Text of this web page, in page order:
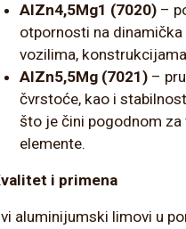
AlZn4,5Mg1 (7020) –
otpornosti na
vozilima,
AlZn5,5Mg (7021) –
čvrstoće, kao i
što je čini pogodnom
elemente.
i primena
aluminijumski limovi u